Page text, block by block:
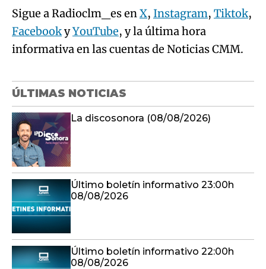
Sigue a Radioclm_es enX, Instagram, Tiktok,
FacebookyYouTube, y la última hora
informativa en las cuentas de Noticias CMM.
ÚLTIMAS NOTICIAS
La discosonora (08/08/2026)
Último boletín informativo 23:00h
08/08/2026
Último boletín informativo 22:00h
08/08/2026